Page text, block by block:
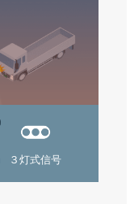
３灯式信号